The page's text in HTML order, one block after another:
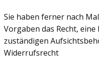
Sie haben ferner nach
Vorgaben das Recht,
zuständigen
Widerrufsrecht